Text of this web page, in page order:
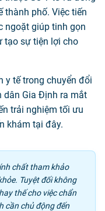
thành phố. Việc tiến
ngoặt giúp tinh gọn
tạo sự tiện lợi cho
y tế trong chuyển đổi
dân Gia Định ra mắt
trải nghiệm tối ưu
khám tại đây.
chất tham khảo
Tuyệt đối không
thế cho việc chẩn
cần chủ động đến